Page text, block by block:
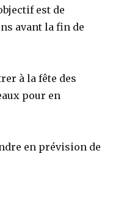
est de
avant la fin de
à la fête des
pour en
en prévision de